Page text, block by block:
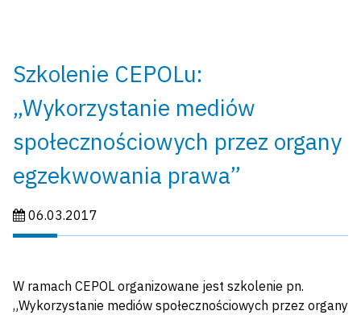
Szkolenie CEPOLu:
„Wykorzystanie mediów
społecznościowych przez organy
egzekwowania prawa”
Data publikacji:
06.03.2017
W ramach CEPOL organizowane jest szkolenie pn.
„Wykorzystanie mediów społecznościowych przez organy